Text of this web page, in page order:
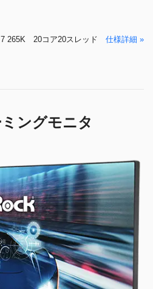
7 265K 20コア20スレッド 仕様詳細 »
ングモニタ